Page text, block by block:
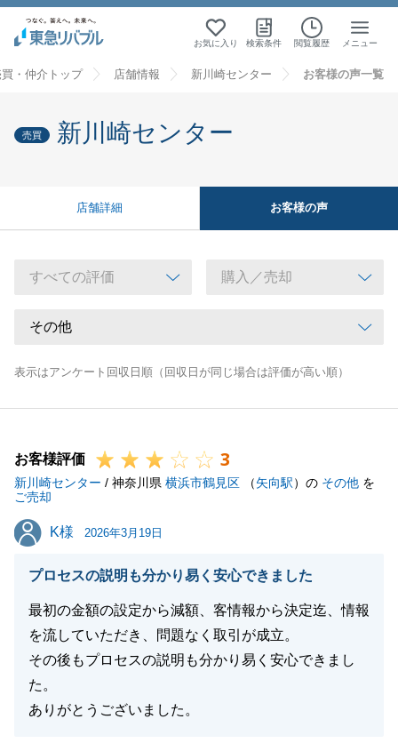
お気に入り 検索条件 閲覧履歴 メニュー
・仲介トップ 店舗情報 新川崎センター お客様の声一覧
売買 新川崎センター
店舗詳細 お客様の声
表示はアンケート回収日順（回収日が同じ場合は評価が高い順）
お客様評価 3
新川崎センター / 神奈川県 横浜市鶴見区 （矢向駅）の その他 を
ご売却
K様
K様 2026年3月19日
プロセスの説明も分かり易く安心できました
最初の金額の設定から減額、客情報から決定迄、情報
を流していただき、問題なく取引が成立。
その後もプロセスの説明も分かり易く安心できまし
た。
ありがとうございました。